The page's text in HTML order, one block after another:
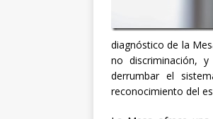
diagnóstico de la
no discriminación,
derrumbar el
reconocimiento del